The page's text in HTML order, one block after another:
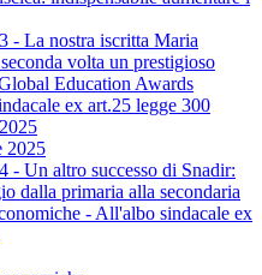
- La nostra iscritta Maria
volta un prestigioso
Education Awards
ex art.25 legge 300
2025
- Un altro successo di Snadir:
dalla primaria alla secondaria
- All'albo sindacale ex